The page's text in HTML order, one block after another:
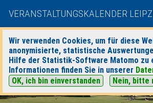
VERANSTALTUNGSKALENDER
Wir verwenden Cookies, um für diese
anonymisierte, statistische
Hilfe der Statistik-Software Matomo zu
Informationen finden Sie in unserer
OK, ich bin einverstanden
Nein, bitte